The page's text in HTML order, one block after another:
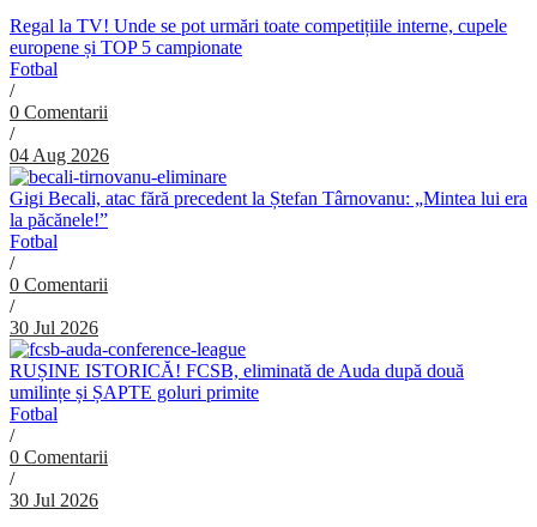
Regal la TV! Unde se pot urmări toate competițiile interne, cupele
europene și TOP 5 campionate
Fotbal
/
0 Comentarii
/
04 Aug 2026
Gigi Becali, atac fără precedent la Ștefan Târnovanu: „Mintea lui era
la păcănele!”
Fotbal
/
0 Comentarii
/
30 Jul 2026
RUȘINE ISTORICĂ! FCSB, eliminată de Auda după două
umilințe și ȘAPTE goluri primite
Fotbal
/
0 Comentarii
/
30 Jul 2026